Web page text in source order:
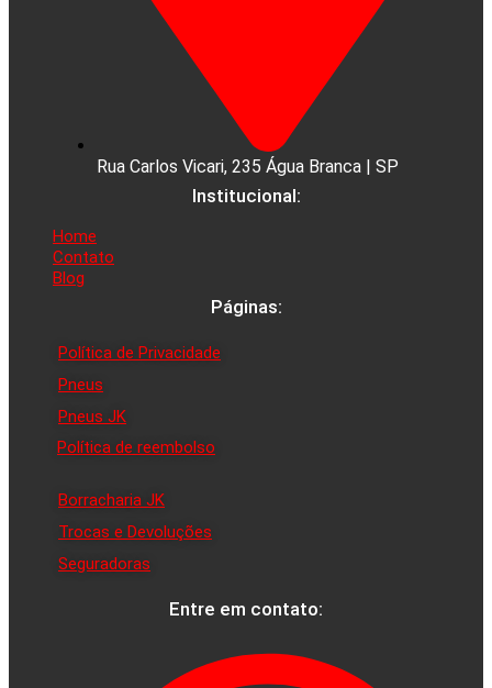
Rua Carlos Vicari, 235 Água Branca | SP
Institucional:
Home
Contato
Blog
Páginas:
Política de Privacidade
Pneus
Pneus JK
Política de reembolso
Borracharia JK
Trocas e Devoluções
Seguradoras
Entre em contato: